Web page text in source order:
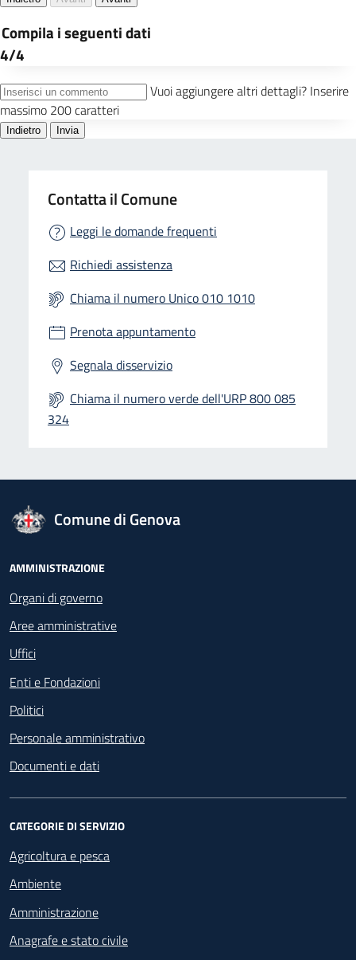
Contatta il Comune
Leggi le domande frequenti
Richiedi assistenza
Chiama il numero Unico 010 1010
Prenota appuntamento
Segnala disservizio
Chiama il numero verde dell'URP 800 085
324
logo Unione Europea
Comune di Genova
Footer - Navigazione
AMMINISTRAZIONE
Organi di governo
Aree amministrative
Uffici
Enti e Fondazioni
Politici
Personale amministrativo
Documenti e dati
CATEGORIE DI SERVIZIO
Agricoltura e pesca
Ambiente
Amministrazione
Anagrafe e stato civile